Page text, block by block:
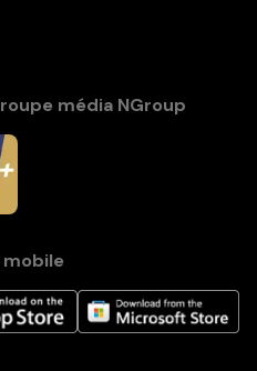
média NGroup
mobile